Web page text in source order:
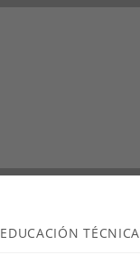
EDUCACIÓN TÉCNICA